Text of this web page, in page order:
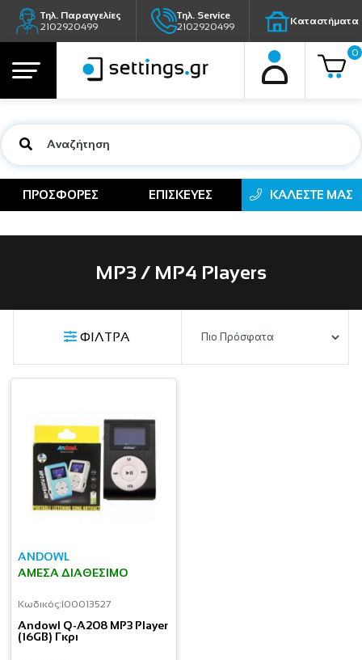
Τηλ. Παραγγελίες
2102920499
Τηλ. Service
2102920499
Καταστήματα
0
ΠΡΟΣΦΟΡΕΣ ΕΠΙΣΚΕΥΕΣ ΚΑΛΕΣΤΕ ΜΑΣ
MP3 / MP4 Players
ΦΙΛΤΡΑ
ANDOWL
ΆΜΕΣΑ ΔΙΑΘΈΣΙΜΟ
Κωδικός:I00013527
Andowl Q-A208 MP3 Player
(16GB) Γκρι